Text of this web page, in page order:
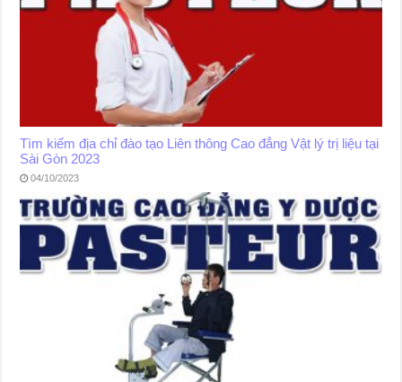
Tìm kiếm địa chỉ đào tạo Liên thông Cao đẳng Vật lý trị liệu tại
Sài Gòn 2023
04/10/2023